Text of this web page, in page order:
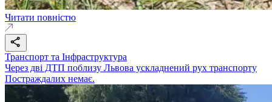
Читати повністю
Транспорт та Інфраструктура
Через дві ДТП поблизу Львова ускладнений рух транспорту
Постраждалих немає.